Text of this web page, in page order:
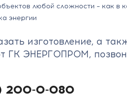
любой сложности – как в
энергии
изготовление, а
ГК ЭНЕРГОПРОМ,
200-0-080